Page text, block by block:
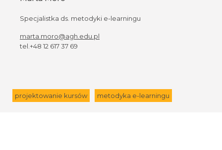
projektowanie kursów metodyka e-learningu
Specjalistka ds. metodyki e-learningu
marta.moro@agh.edu.pl
tel.+48 12 617 37 69